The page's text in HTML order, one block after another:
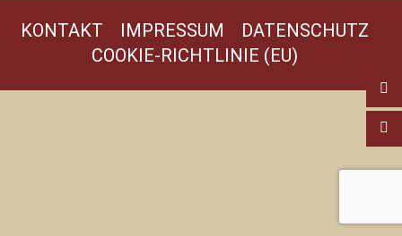
KONTAKT IMPRESSUM
DATENSCHUTZ
COOKIE-RICHTLINIE (EU)